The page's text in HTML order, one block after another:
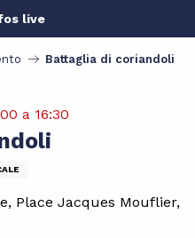
live
Battaglia di coriandoli
a 16:30
Place Jacques Mouflier,